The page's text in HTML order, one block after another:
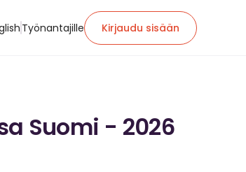
Työnantajille Kirjaudu sisään
Suomi - 2026